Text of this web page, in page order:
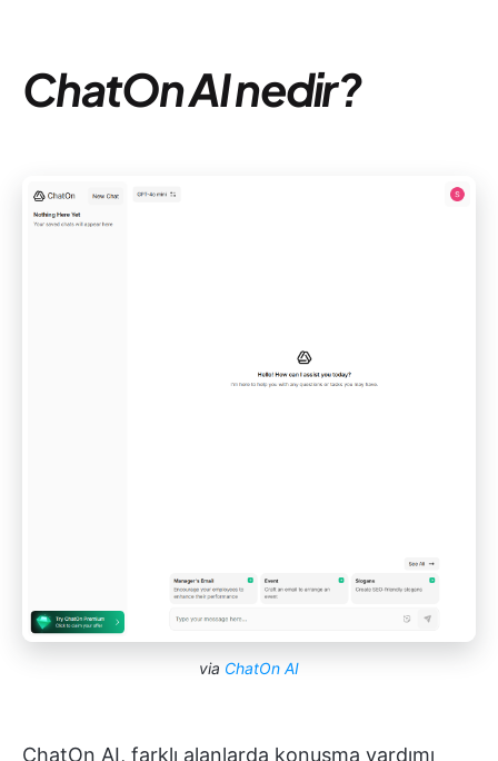
ChatOn AI nedir?
via ChatOn AI
ChatOn AI, farklı alanlarda konuşma yardımı